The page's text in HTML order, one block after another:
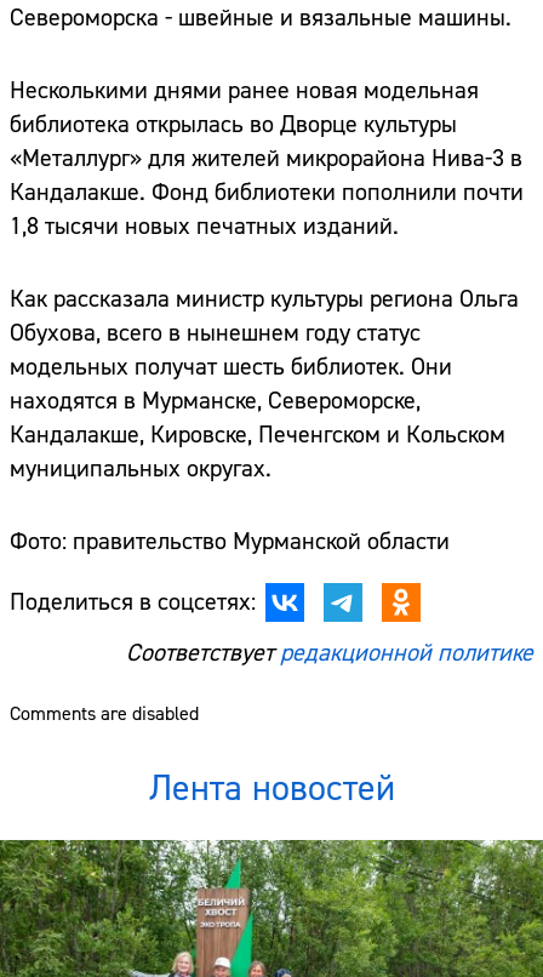
Североморска - швейные и вязальные машины.
Несколькими днями ранее новая модельная
библиотека открылась во Дворце культуры
«Металлург» для жителей микрорайона Нива-3 в
Кандалакше. Фонд библиотеки пополнили почти
1,8 тысячи новых печатных изданий.
Как рассказала министр культуры региона Ольга
Обухова, всего в нынешнем году статус
модельных получат шесть библиотек. Они
находятся в Мурманске, Североморске,
Кандалакше, Кировске, Печенгском и Кольском
муниципальных округах.
Фото: правительство Мурманской области
Поделиться в соцсетях:
Соответствуетредакционной политике
Comments are disabled
Лента новостей